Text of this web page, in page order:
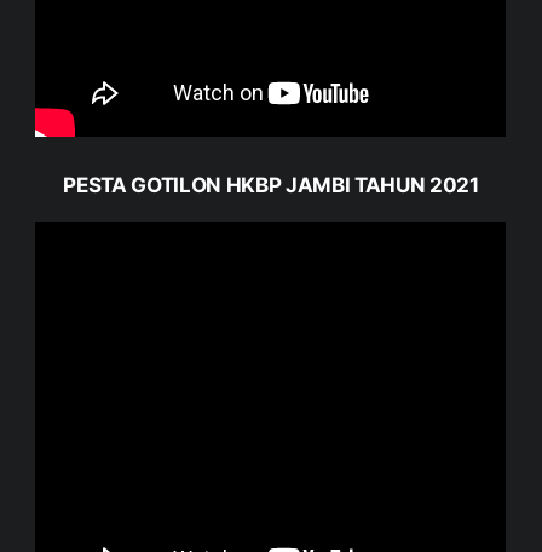
PESTA GOTILON HKBP JAMBI TAHUN 2021